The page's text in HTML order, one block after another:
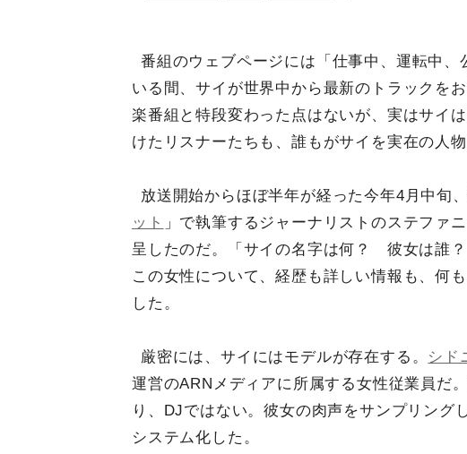
番組のウェブページには「仕事中、運転中
いる間、サイが世界中から最新のトラックを
楽番組と特段変わった点はないが、実はサイ
けたリスナーたちも、誰もがサイを実在の人
放送開始からほぼ半年が経った今年4月中旬
ット 」で執筆するジャーナリストのステファ
呈したのだ。「サイの名字は何？ 彼女は誰
この女性について、経歴も詳しい情報も、何
した。
厳密には、サイにはモデルが存在する。 シド
運営のARNメディアに所属する女性従業員だ
り、DJではない。彼女の肉声をサンプリング
システム化した。